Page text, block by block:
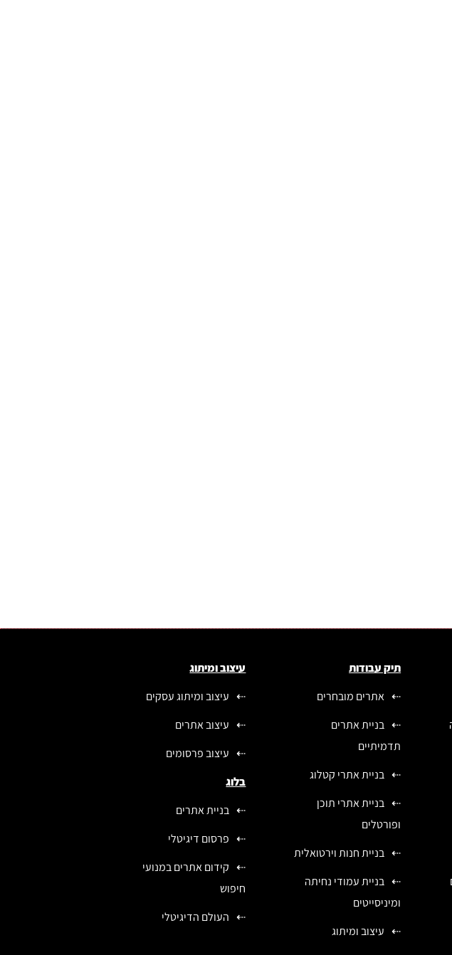
תיק עבודות
אתרים מובחרים
בניית אתרים
תדמיתיים
בניית אתרי קטלוג
בניית אתרי תוכן
ופורטלים
בניית חנות וירטואלית
בניית עמודי נחיתה
ומיניסייטים
עיצוב ומיתוג
עיצוב ומיתוג
עיצוב ומיתוג עסקים
עיצוב אתרים
עיצוב פרסומים
בלוג
בניית אתרים
פרסום דיגיטלי
קידום אתרים במנועי
חיפוש
העולם הדיגיטלי